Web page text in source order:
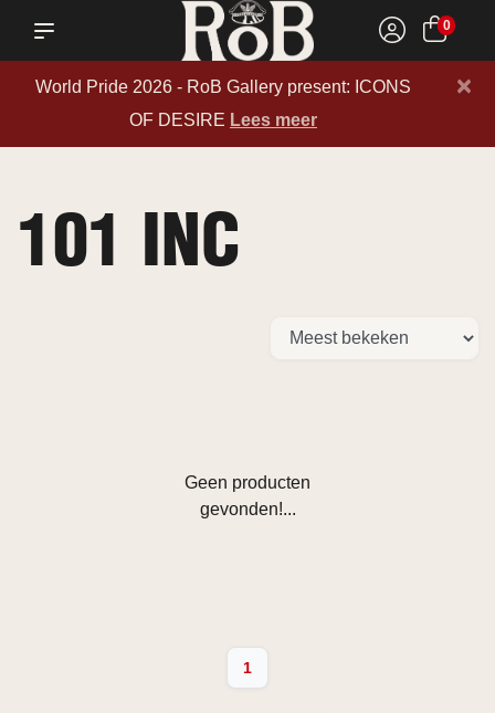
0
World Pride 2026 - RoB Gallery present: ICONS
OF DESIRE Lees meer
×
101 INC
Geen producten
gevonden!...
1